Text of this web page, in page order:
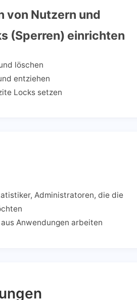
von Nutzern und
(Sperren) einrichten
löschen
entziehen
Locks setzen
Administratoren, die die
Anwendungen arbeiten